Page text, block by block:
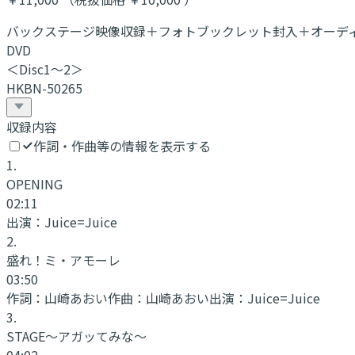
バックステージ映像収録＋フォトブックレット封入＋オーデ
DVD
＜Disc1～2＞
HKBN-50265
収録内容
作詞・作曲等の情報を表示する
1.
OPENING
02:11
出演： Juice=Juice
2.
盛れ！ミ・アモーレ
03:50
作詞： 山崎あおい作曲： 山崎あおい出演： Juice=Juice
3.
STAGE～アガッてみな～